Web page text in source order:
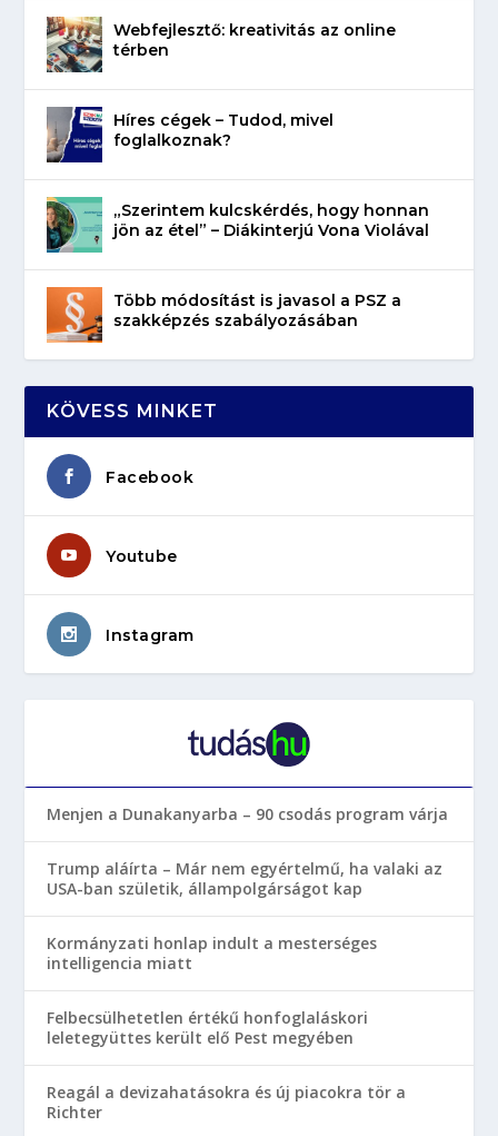
Webfejlesztő: kreativitás az online
térben
Híres cégek – Tudod, mivel
foglalkoznak?
„Szerintem kulcskérdés, hogy honnan
jön az étel” – Diákinterjú Vona Violával
Több módosítást is javasol a PSZ a
szakképzés szabályozásában
KÖVESS MINKET
Facebook
Youtube
Instagram
Menjen a Dunakanyarba – 90 csodás program várja
Trump aláírta – Már nem egyértelmű, ha valaki az
USA-ban születik, állampolgárságot kap
Kormányzati honlap indult a mesterséges
intelligencia miatt
Felbecsülhetetlen értékű honfoglaláskori
leletegyüttes került elő Pest megyében
Reagál a devizahatásokra és új piacokra tör a
Richter